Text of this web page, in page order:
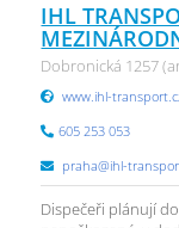
IHL
Dobronická 1257
www.ihl-
605 253 053
praha@ihl-
Dispečeři plánují